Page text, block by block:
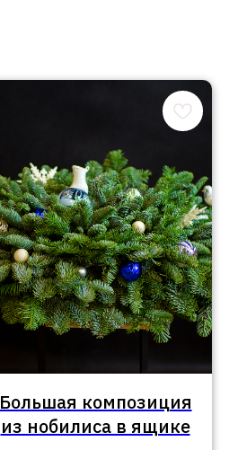
Большая композиция
из нобилиса в ящике